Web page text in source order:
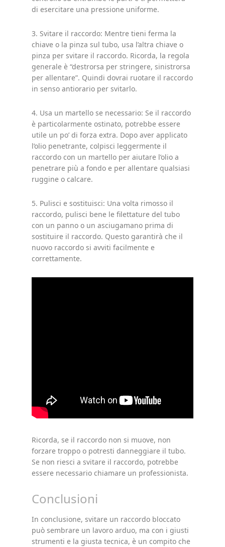
di esercitare una pressione uniforme.
3. Svitare il raccordo: Mentre tieni ferma la
chiave o la pinza sul tubo, usa l’altra chiave o
pinza per svitare il raccordo. Ricorda, la regola
generale è “destrorsa per stringere, sinistrorsa
per allentare”. Quindi dovrai ruotare il raccordo
in senso antiorario per svitarlo.
4. Usa un martello se necessario: Se il raccordo
è particolarmente ostinato, potrebbe essere
utile un po’ di forza extra. Dopo aver applicato
l’olio penetrante, colpisci leggermente il
raccordo con un martello per aiutare l’olio a
penetrare più a fondo e per allentare qualsiasi
ruggine o calcare.
5. Pulisci e sostituisci: Una volta rimosso il
raccordo, pulisci bene le filettature del tubo
con un panno o un asciugamano prima di
sostituire il raccordo. Questo garantirà che il
nuovo raccordo si avviti facilmente e
correttamente.
Ricorda, se il raccordo non si muove, non
forzare troppo o potresti danneggiare il tubo.
Se non riesci a svitare il raccordo, potrebbe
essere necessario chiamare un professionista.
Conclusioni
In conclusione, svitare un raccordo bloccato
può sembrare un lavoro arduo, ma con i giusti
strumenti e la giusta tecnica, è un compito che